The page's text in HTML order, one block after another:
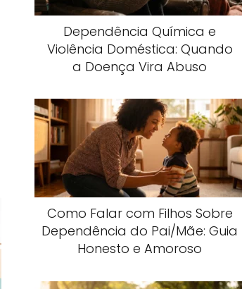
Dependência Química e
Violência Doméstica: Quando
a Doença Vira Abuso
Como Falar com Filhos Sobre
Dependência do Pai/Mãe: Guia
Honesto e Amoroso